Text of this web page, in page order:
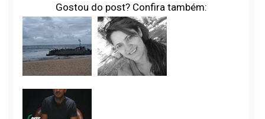
Gostou do post? Confira também: